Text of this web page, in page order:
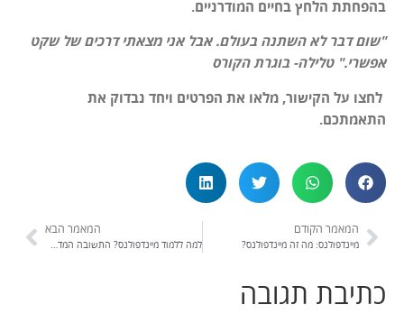
בהפחתת הלחץ בחיים המודרניים.
"שום דבר לא השתנה בעולם. אבל אני מצאתי דרכים של שקט
אפשרי." טלילה- בוגרת הקורס
לחצו על הקישור, מלאו את הפרטים ויחד נבדוק את
התאמתכם.
המאמר הקודם
מיינדפולנס: מה זה מיינדפולנס?
המאמר הבא
למה ללמוד מיינדפולנס? התשובה המדעית – מיינדפולנס מחקרים
כתיבת תגובה